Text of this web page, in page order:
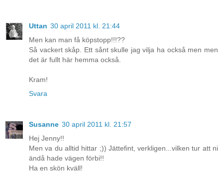
Uttan 30 april 2011 kl. 21:44
Men kan man få köpstopp!!!??
Så vackert skåp. Ett sånt skulle jag vilja ha också men men
det är fullt här hemma också.
Kram!
Svara
Susanne 30 april 2011 kl. 21:57
Hej Jenny!!
Men va du alltid hittar ;)) Jättefint, verkligen...vilken tur att ni
ändå hade vägen förbi!!
Ha en skön kväll!